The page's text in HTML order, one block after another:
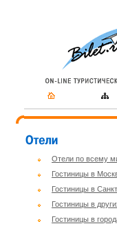
Отели по всему
Гостиницы в
Гостиницы в
Гостиницы в
Гостиницы в